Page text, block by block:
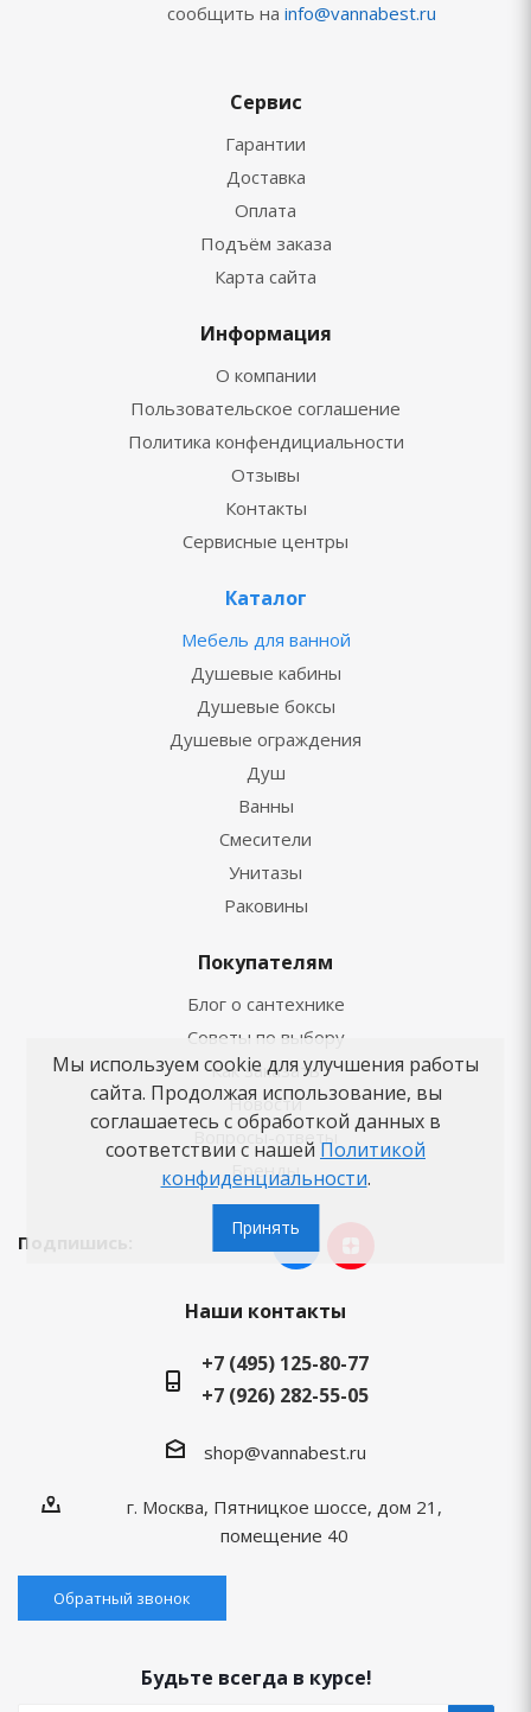
сообщить на info@vannabest.ru
Сервис
Гарантии
Доставка
Оплата
Подъём заказа
Карта сайта
Информация
О компании
Пользовательское соглашение
Политика конфендициальности
Отзывы
Контакты
Сервисные центры
Каталог
Мебель для ванной
Душевые кабины
Душевые боксы
Душевые ограждения
Душ
Ванны
Смесители
Унитазы
Раковины
Покупателям
Блог о сантехнике
Советы по выбору
Как заказать
Новости
Вопросы-ответы
Бренды
Подпишись:
Наши контакты
+7 (495) 125-80-77
+7 (926) 282-55-05
shop@vannabest.ru
г. Москва, Пятницкое шоссе, дом 21,
помещение 40
Обратный звонок
Будьте всегда в курсе!
Мы используем cookie для улучшения работы
сайта. Продолжая использование, вы
соглашаетесь с обработкой данных в
соответствии с нашей Политикой
конфиденциальности.
Принять